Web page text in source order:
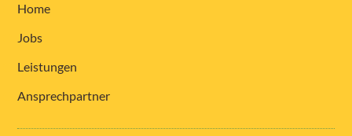
Home
Jobs
Leistungen
Ansprechpartner